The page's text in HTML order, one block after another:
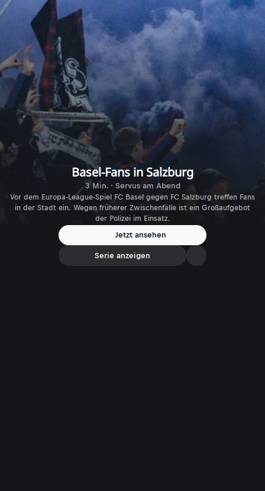
Basel-Fans in Salzburg
3 Min. · Servus am Abend
Vor dem Europa-League-Spiel FC Basel gegen FC Salzburg treffen Fans
in der Stadt ein. Wegen früherer Zwischenfälle ist ein Großaufgebot
der Polizei im Einsatz.
Jetzt ansehen
Serie anzeigen